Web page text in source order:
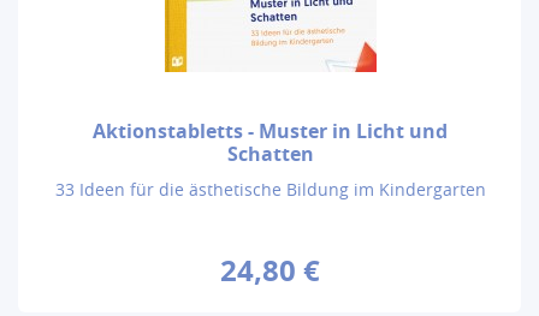
Aktionstabletts - Muster in Licht und
Schatten
33 Ideen für die ästhetische Bildung im Kindergarten
24,80 €